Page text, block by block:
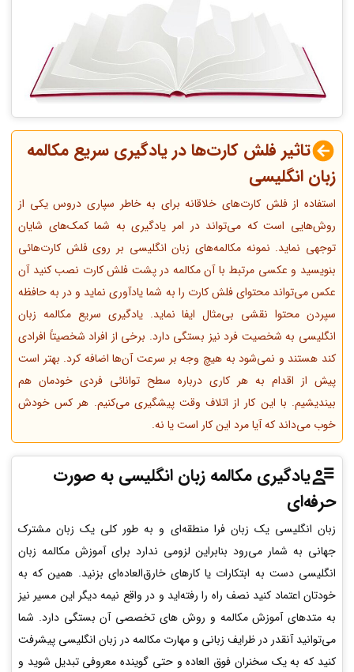
تاثیر فلش کارت‌ها در یادگیری سریع مکالمه
زبان انگلیسی
استفاده از فلش کارت‌های خلاقانه برای به خاطر سپاری دروس یکی از
روش‌هایی است که می‌تواند در امر یادگیری به شما کمک‌های شایان
توجهی نماید. نمونه مکالمه‌های زبان انگلیسی بر روی فلش کارت‌هائی
بنویسید و عکسی مرتبط با آن مکالمه در پشت فلش کارت نصب کنید آن
عکس می‌تواند محتوای فلش کارت را به شما یادآوری نماید و در به حافظه
سپردن محتوا نقشی بی‌مثال ایفا نماید. یادگیری سریع مکالمه زبان
انگلیسی به شخصیت فرد نیز بستگی دارد. برخی از افراد شخصیتاً افرادی
کند هستند و نمی‌شود به هیچ وجه بر سرعت آن‌ها اضافه کرد. بهتر است
پیش از اقدام به هر کاری درباره سطح توانائی فردی خودمان هم
بیندیشیم. با این کار از اتلاف وقت پیشگیری می‌کنیم. هر کس خودش
خوب می‌داند که آیا مرد این کار است یا نه.
یادگیری مکالمه زبان انگلیسی به صورت
حرفه‌ای
زبان انگلیسی یک زبان فرا منطقه‌ای و به طور کلی یک زبان مشترک
جهانی به شمار می‌رود بنابراین لزومی ندارد برای آموزش مکالمه زبان
انگلیسی دست به ابتکارات یا کارهای خارق‌العاده‌ای بزنید. همین که به
خودتان اعتماد کنید نصف راه را رفته‌اید و در واقع نیمه دیگر این مسیر نیز
به متدهای آموزش مکالمه و روش های تخصصی آن بستگی دارد. شما
می‌توانید آنقدر در ظرایف زبانی و مهارت مکالمه در زبان انگلیسی پیشرفت
کنید که به یک سخنران فوق العاده و حتی گوینده معروفی تبدیل شوید و